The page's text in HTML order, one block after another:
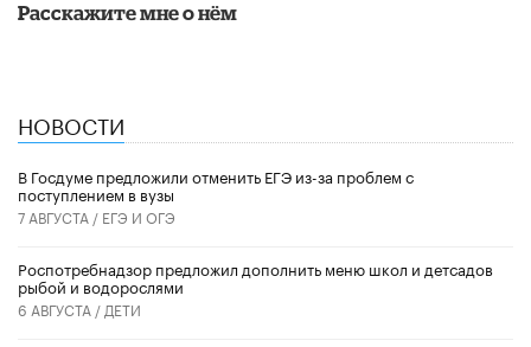
Расскажите мне о нём
НОВОСТИ
В Госдуме предложили отменить ЕГЭ из-за проблем с
поступлением в вузы
7 АВГУСТА / ЕГЭ И ОГЭ
Роспотребнадзор предложил дополнить меню школ и детсадов
рыбой и водорослями
6 АВГУСТА / ДЕТИ